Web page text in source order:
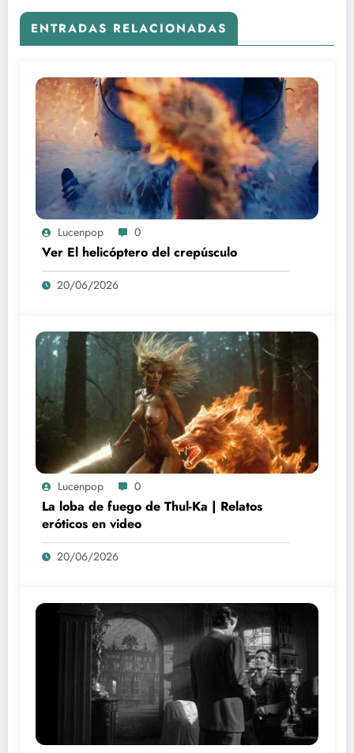
ENTRADAS RELACIONADAS
Lucenpop 0
Ver El helicóptero del crepúsculo
20/06/2026
Lucenpop 0
La loba de fuego de Thul-Ka | Relatos
eróticos en video
20/06/2026